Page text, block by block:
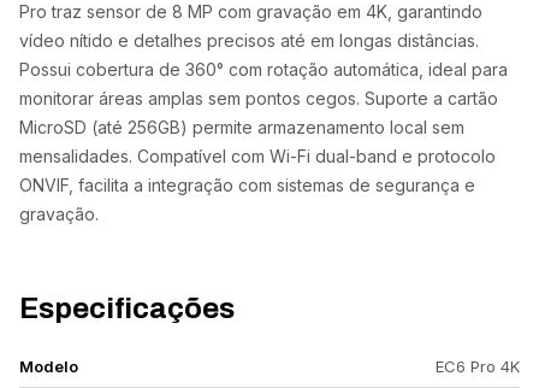
Pro traz sensor de 8 MP com gravação em 4K, garantindo
vídeo nítido e detalhes precisos até em longas distâncias.
Possui cobertura de 360° com rotação automática, ideal para
monitorar áreas amplas sem pontos cegos. Suporte a cartão
MicroSD (até 256GB) permite armazenamento local sem
mensalidades. Compatível com Wi-Fi dual-band e protocolo
ONVIF, facilita a integração com sistemas de segurança e
gravação.
Especificações
Modelo EC6 Pro 4K